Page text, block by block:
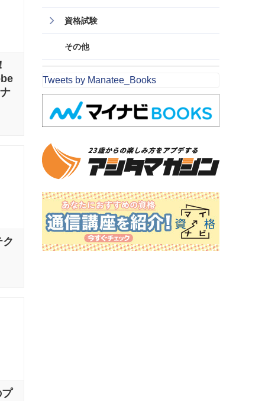
資格試験
その他
Tweets by Manatee_Books